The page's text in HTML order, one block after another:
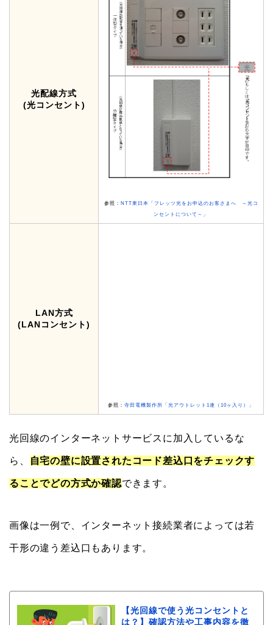
光配線方式
(光コンセント)
参照： NTT東日本「フレッツ光をお申込のお客さまへ ～光コ
ンセントについて～」
自宅の壁に設置されたコード差込口をチェックす
干形の違う差込口もあります。
【光回線で使う光コンセントと
は？】確認方法や工事内容を徹
底解説！
ム／ONU）の種類で確認